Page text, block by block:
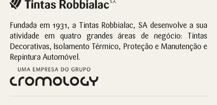
Fundada em 1931, a Tintas Robbialac, SA desenvolve a sua
atividade em quatro grandes áreas de negócio: Tintas
Decorativas, Isolamento Térmico, Proteção e Manutenção e
Repintura Automóvel.